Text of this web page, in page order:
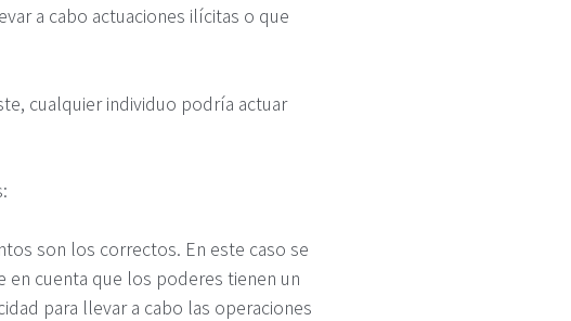
a cabo actuaciones ilícitas o que
cualquier individuo podría actuar
son los correctos. En este caso se
cuenta que los poderes tienen un
para llevar a cabo las operaciones